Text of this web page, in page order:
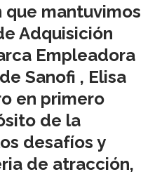
que mantuvimos
Adquisición
Empleadora
Sanofi , Elisa
en primero
de la
desafíos y
de atracción,